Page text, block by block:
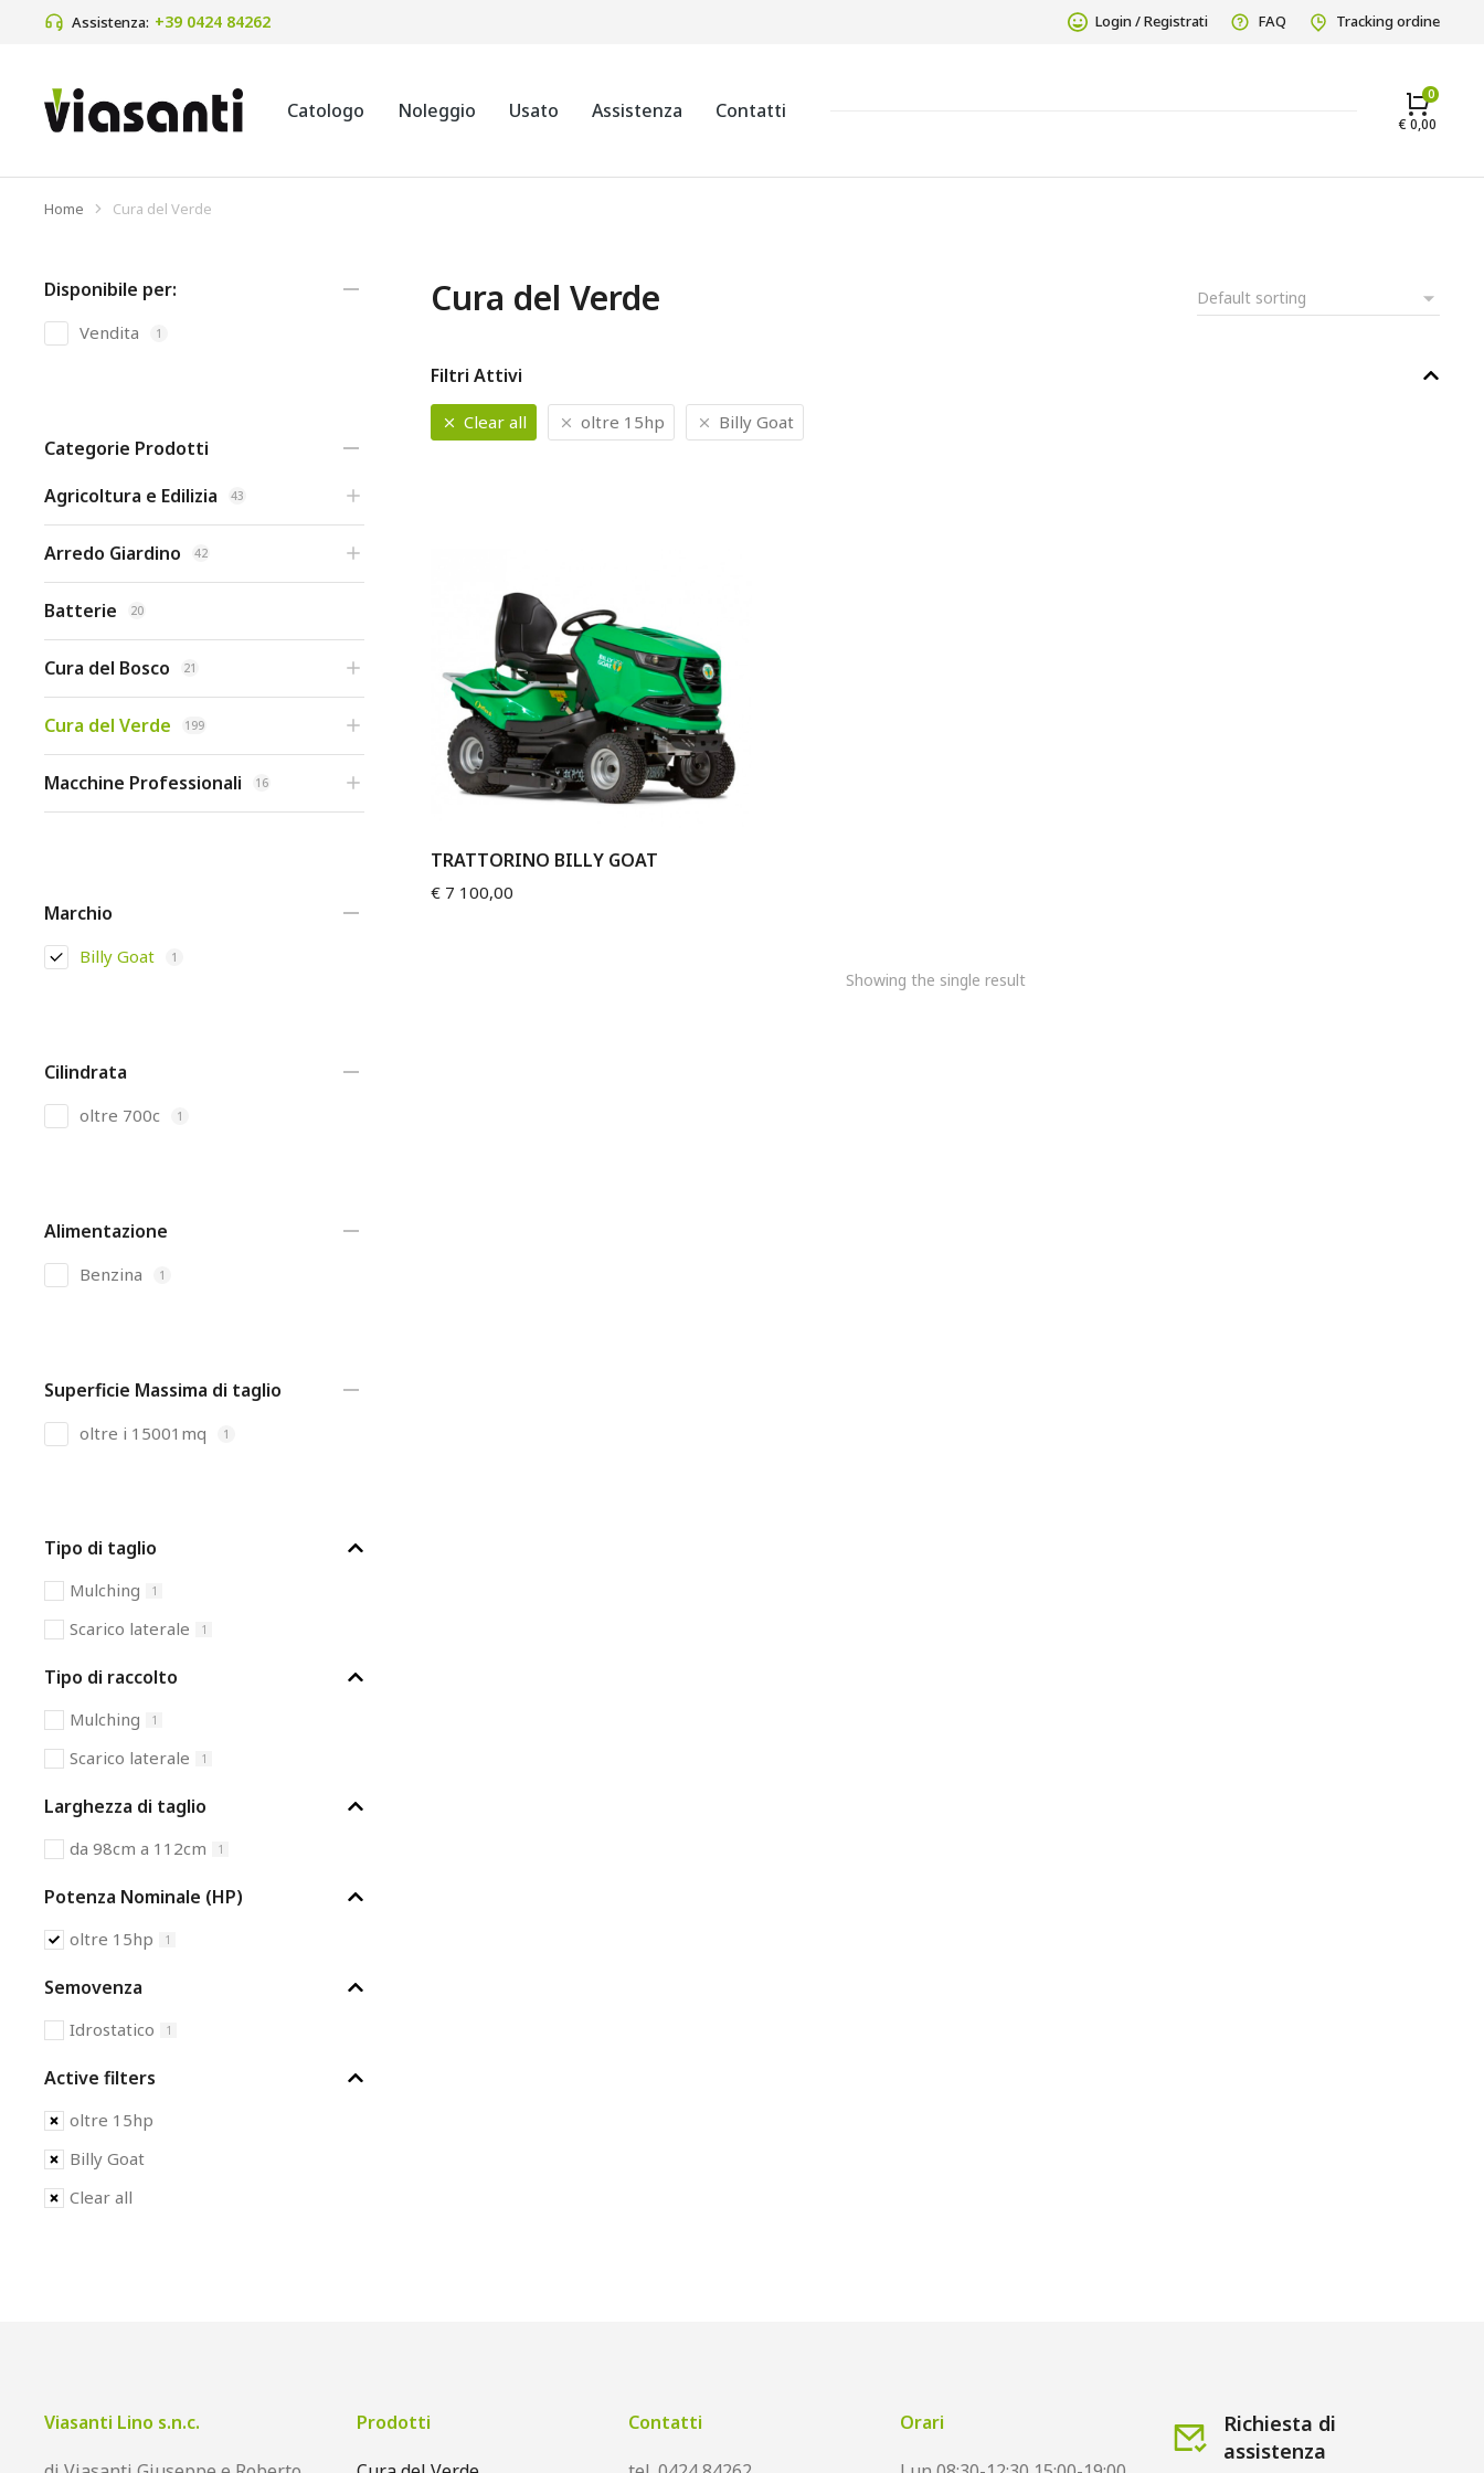
Assistenza: +39 0424 84262 Login / Registrati FAQ Tracking ordine
Catologo Noleggio Usato Assistenza Contatti
€ 0,00
Tu sei qui:
Home Cura del Verde
Disponibile per:
Vendita 1
Categorie Prodotti
Agricoltura e Edilizia
43
Arredo Giardino 42
Batterie 20
Cura del Bosco 21
Cura del Verde 199
Macchine Professionali 16
Marchio
Billy Goat 1
Cilindrata
oltre 700c 1
Alimentazione
Benzina 1
Superficie Massima di taglio
oltre i 15001mq 1
Tipo di taglio
Mulching 1
Scarico laterale 1
Tipo di raccolto
Mulching 1
Scarico laterale 1
Larghezza di taglio
da 98cm a 112cm 1
Potenza Nominale (HP)
oltre 15hp 1
Semovenza
Idrostatico 1
Active filters
oltre 15hp
Billy Goat
Clear all
Cura del Verde
Filtri Attivi
Clear all oltre 15hp Billy Goat
TRATTORINO BILLY GOAT
€ 7 100,00
Showing the single result
Viasanti Lino s.n.c.
Prodotti
Contatti
Orari
Richiesta di
assistenza